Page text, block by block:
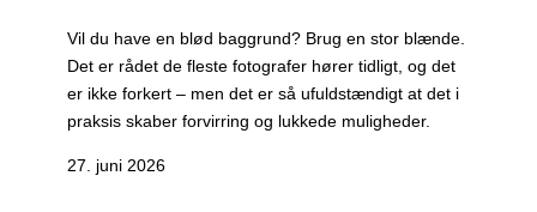
Vil du have en blød baggrund? Brug en stor blænde.
Det er rådet de fleste fotografer hører tidligt, og det
er ikke forkert – men det er så ufuldstændigt at det i
praksis skaber forvirring og lukkede muligheder.
27. juni 2026